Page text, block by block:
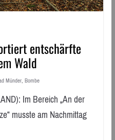
entschärfte
Wald
Münder, Bombe
Im Bereich „An der
musste am Nachmittag